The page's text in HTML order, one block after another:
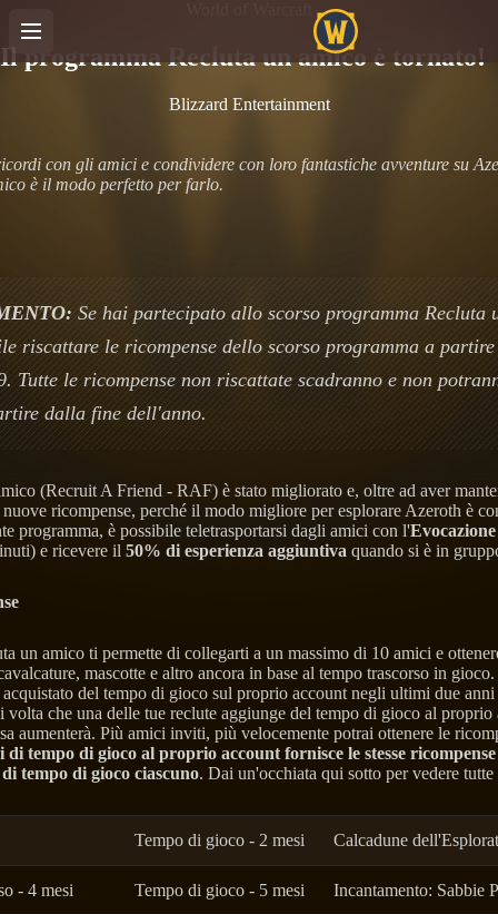
Il programma Recluta un amico è tornato!
Blizzard Entertainment
con gli amici e condividere con loro fantastiche avventure su
è il modo perfetto per farlo.
Se hai partecipato allo scorso programma Recluta
riscattare le ricompense dello scorso programma a
Tutte le ricompense non riscattate scadranno e non
dalla fine dell'anno.
(Recruit A Friend - RAF) è stato migliorato e, oltre ad aver
ricompense, perché il modo migliore per esplorare Azeroth è
programma, è possibile teletrasportarsi dagli amici con l'
e ricevere il 50% di esperienza aggiuntiva quando si è in
un amico ti permette di collegarti a un massimo di 10 amici e
mascotte e altro ancora in base al tempo trascorso in
del tempo di gioco sul proprio account negli ultimi due anni
che una delle tue reclute aggiunge del tempo di gioco al proprio
aumenterà. Più amici inviti, più velocemente potrai ottenere le
di tempo di gioco al proprio account fornisce le stesse
tempo di gioco ciascuno. Dai un'occhiata qui sotto per vedere
Tempo di gioco - 2 mesi Calcadune
- 4 mesi Tempo di gioco - 5 mesi Incantamento: Sabbie